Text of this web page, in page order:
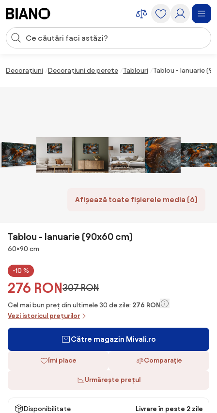
Introducerea căutării
Decorațiuni Decorațiuni de perete Tablouri Tablou - Ianuarie
Afișează toate fișierele media (6)
Tablou - Ianuarie (90x60 cm)
Dimensiuni
60×90 cm
-10 %
276 RON307 RON
Cel mai bun preț din ultimele 30 de zile: 276 RON
Vezi istoricul prețurilor
Către magazin Mivali.ro
Îmi place Comparaţie
Urmărește prețul
Disponibilitate Livrare în peste 2 zile